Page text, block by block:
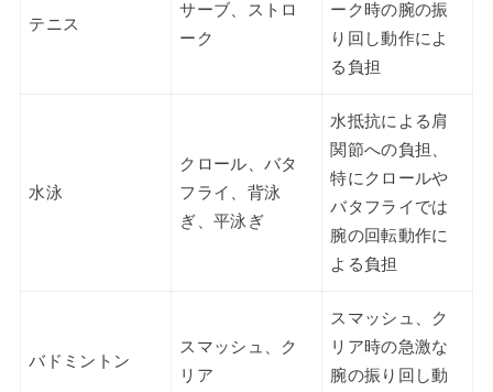
テニス
サーブ、ストロ
ーク
ーク時の腕の振
り回し動作によ
る負担
水泳
クロール、バタ
フライ、背泳
ぎ、平泳ぎ
水抵抗による肩
関節への負担、
特にクロールや
バタフライでは
腕の回転動作に
よる負担
バドミントン
スマッシュ、ク
リア
スマッシュ、ク
リア時の急激な
腕の振り回し動